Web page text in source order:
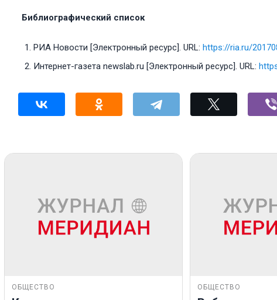
Библиографический список
РИА Новости [Электронный ресурс]. URL: https://ria.ru/
Интернет-газета newslab.ru [Электронный ресурс]. URL:
ОБЩЕСТВО ОБЩЕСТВО